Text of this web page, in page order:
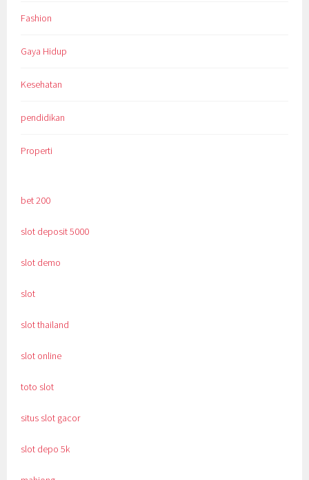
Fashion
Gaya Hidup
Kesehatan
pendidikan
Properti
bet 200
slot deposit 5000
slot demo
slot
slot thailand
slot online
toto slot
situs slot gacor
slot depo 5k